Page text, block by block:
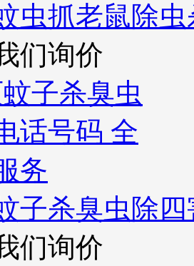
虫抓老鼠除
们询价
子杀臭虫除
们询价